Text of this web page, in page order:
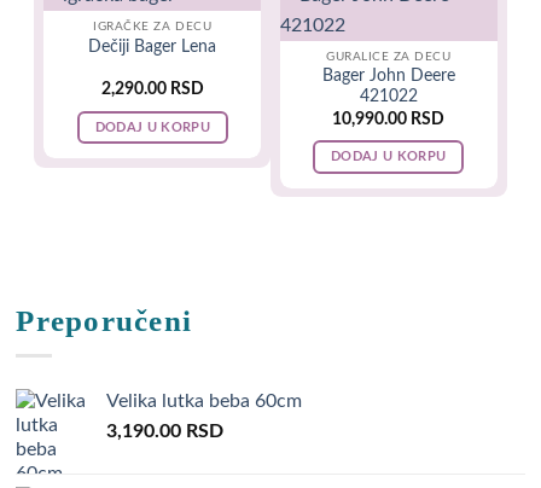
IGRAČKE ZA DECU
Dečiji Bager Lena
2,290.00 RSD
DODAJ U KORPU
GURALICE ZA DECU
Bager John Deere
421022
10,990.00 RSD
DODAJ U KORPU
Preporučeni
Velika lutka beba 60cm
3,190.00 RSD